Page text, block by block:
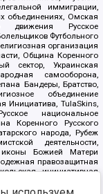
иммиграции,
объединениях, Омская
движения Русское
Футбольного
организация
Община Коренного
сектор, Украинская
самооборона,
Бандеры, Братство,
объединение
Инициатива, TulaSkins,
национальное
Коренного Русского
народа, Рубеж
деятельности,
Божией Матери
правозащитная
инициативная
республика Русь,